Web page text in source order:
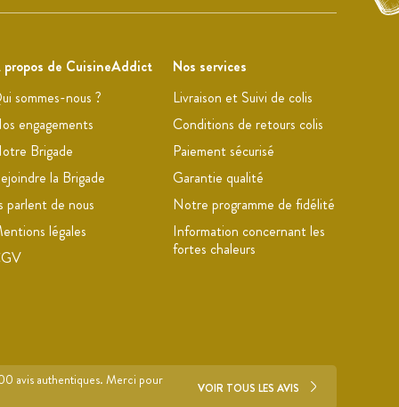
propos de CuisineAddict
sommes-nous ?
engagements
Brigade
la Brigade
parlent de nous
légales
Nos services
Livraison et Suivi de colis
Conditions de retours colis
Paiement sécurisé
Garantie qualité
Notre programme de fidélité
Information concernant les
fortes chaleurs
avis authentiques. Merci pour VOIR TOUS LES AVIS